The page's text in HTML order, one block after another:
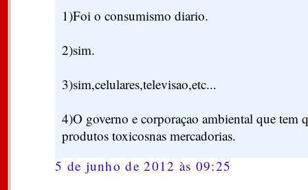
1)Foi o consumismo diario.
2)sim.
3)sim,celulares,televisao,etc...
4)O governo e corporaçao ambiental que tem
produtos toxicosnas mercadorias.
5 de junho de 2012 às 09:25